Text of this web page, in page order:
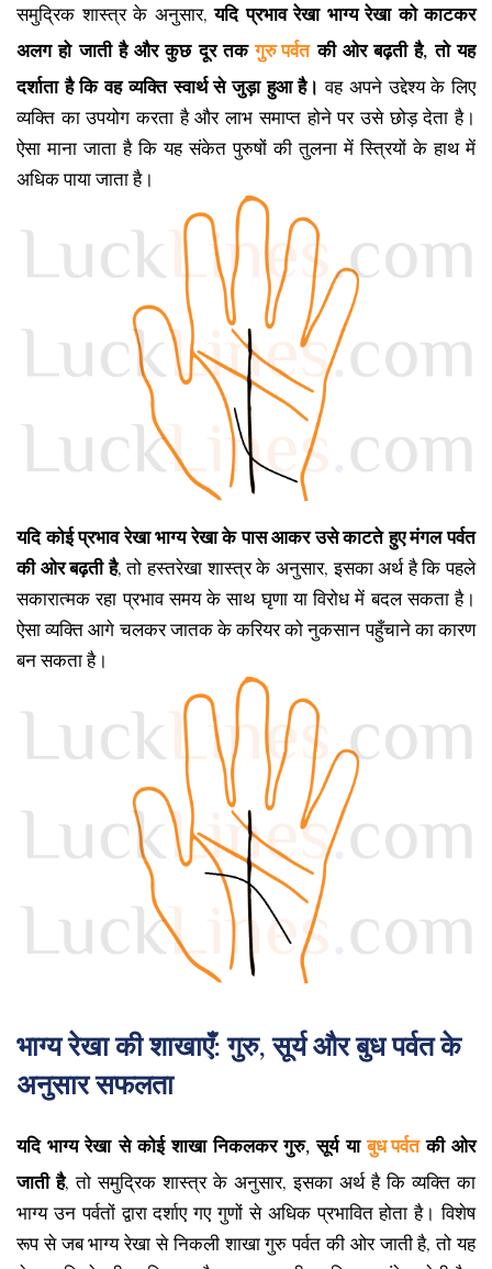
समुद्रिक शास्त्र के अनुसार,यदि प्रभाव रेखा भाग्य रेखा को काटकर
अलग हो जाती है और कुछ दूर तकगुरु पर्वतकी ओर बढ़ती है, तो यह
दर्शाता है कि वह व्यक्ति स्वार्थ से जुड़ा हुआ है। वह अपने उद्देश्य के लिए
व्यक्ति का उपयोग करता है और लाभ समाप्त होने पर उसे छोड़ देता है।
ऐसा माना जाता है कि यह संकेत पुरुषों की तुलना में स्त्रियों के हाथ में
अधिक पाया जाता है।
यदि कोई प्रभाव रेखा भाग्य रेखा के पास आकर उसे काटते हुए मंगल पर्वत
की ओर बढ़ती है, तो हस्तरेखा शास्त्र के अनुसार, इसका अर्थ है कि पहले
सकारात्मक रहा प्रभाव समय के साथ घृणा या विरोध में बदल सकता है।
ऐसा व्यक्ति आगे चलकर जातक के करियर को नुकसान पहुँचाने का कारण
बन सकता है।
भाग्य रेखा की शाखाएँ: गुरु, सूर्य और बुध पर्वत के
अनुसार सफलता
यदि भाग्य रेखा से कोई शाखा निकलकर गुरु, सूर्य याबुध पर्वतकी ओर
जाती है, तो समुद्रिक शास्त्र के अनुसार, इसका अर्थ है कि व्यक्ति का
भाग्य उन पर्वतों द्वारा दर्शाए गए गुणों से अधिक प्रभावित होता है। विशेष
रूप से जब भाग्य रेखा से निकली शाखा गुरु पर्वत की ओर जाती है, तो यह